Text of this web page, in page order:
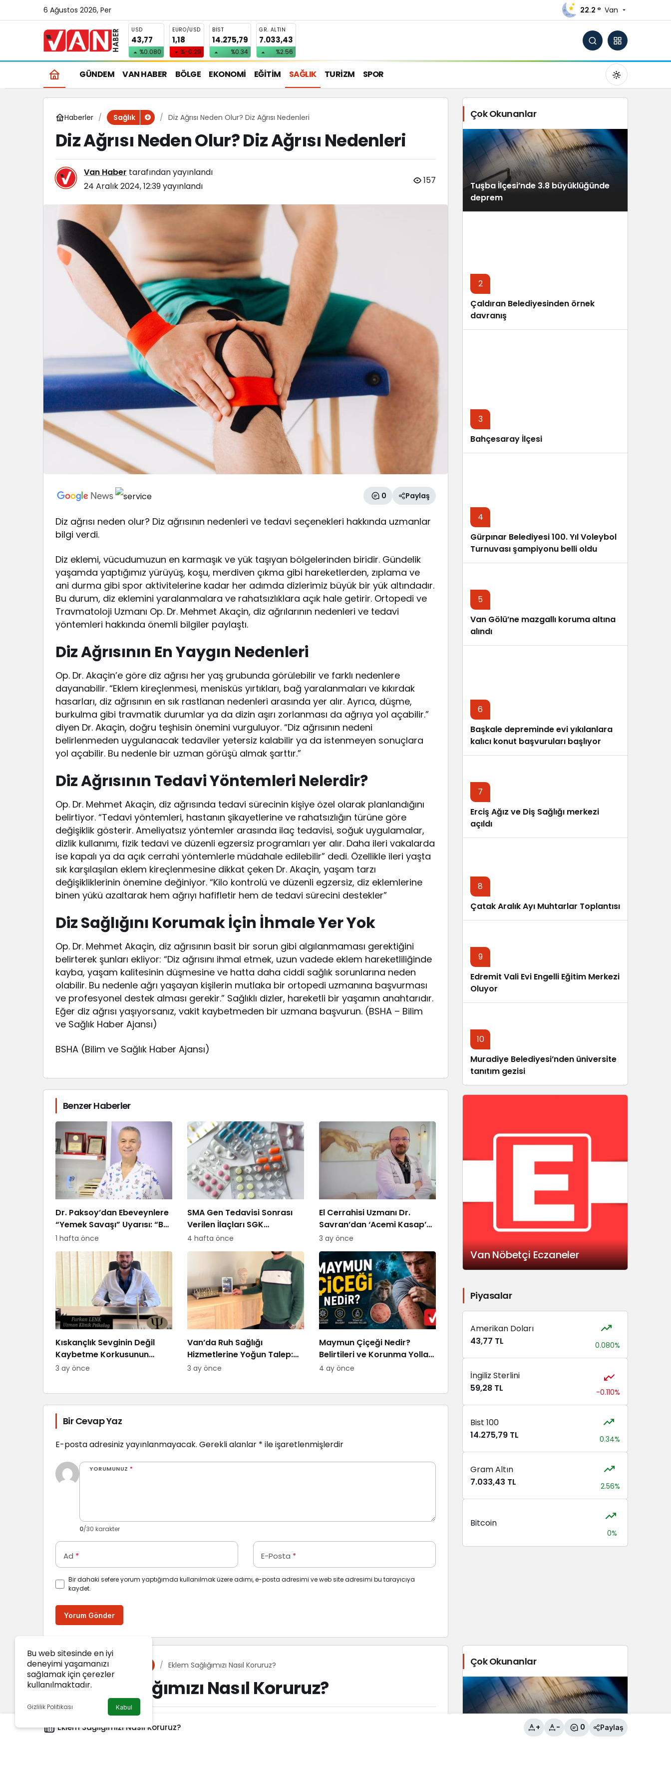
6 Ağustos 2026, Per 22.2 ° Van
USD
43,77
%0.080
EURO/USD
1,18
%-0.29
BIST
14.275,79
%0.34
GR. ALTIN
7.033,43
%2.56
GÜNDEM VAN HABER BÖLGE EKONOMİ EĞİTİM SAĞLIK TURİZM SPOR
Gündüz Modu
Gündüz modunu seçin.
Haberler Sağlık Diz Ağrısı Neden Olur? Diz Ağrısı Nedenleri
Diz Ağrısı Neden Olur? Diz Ağrısı Nedenleri
Van Haber tarafından yayınlandı
24 Aralık 2024, 12:39yayınlandı
157
0 Paylaş
Diz ağrısı neden olur? Diz ağrısının nedenleri ve tedavi seçenekleri hakkında uzmanlar
bilgi verdi.
Diz eklemi, vücudumuzun en karmaşık ve yük taşıyan bölgelerinden biridir. Gündelik
yaşamda yaptığımız yürüyüş, koşu, merdiven çıkma gibi hareketlerden, zıplama ve
ani durma gibi spor aktivitelerine kadar her adımda dizlerimiz büyük bir yük altındadır.
Bu durum, diz eklemini yaralanmalara ve rahatsızlıklara açık hale getirir. Ortopedi ve
Travmatoloji Uzmanı Op. Dr. Mehmet Akaçin, diz ağrılarının nedenleri ve tedavi
yöntemleri hakkında önemli bilgiler paylaştı.
Diz Ağrısının En Yaygın Nedenleri
Op. Dr. Akaçin’e göre diz ağrısı her yaş grubunda görülebilir ve farklı nedenlere
dayanabilir. “Eklem kireçlenmesi, menisküs yırtıkları, bağ yaralanmaları ve kıkırdak
hasarları, diz ağrısının en sık rastlanan nedenleri arasında yer alır. Ayrıca, düşme,
burkulma gibi travmatik durumlar ya da dizin aşırı zorlanması da ağrıya yol açabilir.”
diyen Dr. Akaçin, doğru teşhisin önemini vurguluyor. “Diz ağrısının nedeni
belirlenmeden uygulanacak tedaviler yetersiz kalabilir ya da istenmeyen sonuçlara
yol açabilir. Bu nedenle bir uzman görüşü almak şarttır.”
Diz Ağrısının Tedavi Yöntemleri Nelerdir?
Op. Dr. Mehmet Akaçin, diz ağrısında tedavi sürecinin kişiye özel olarak planlandığını
belirtiyor. “Tedavi yöntemleri, hastanın şikayetlerine ve rahatsızlığın türüne göre
değişiklik gösterir. Ameliyatsız yöntemler arasında ilaç tedavisi, soğuk uygulamalar,
dizlik kullanımı, fizik tedavi ve düzenli egzersiz programları yer alır. Daha ileri vakalarda
ise kapalı ya da açık cerrahi yöntemlerle müdahale edilebilir” dedi. Özellikle ileri yaşta
sık karşılaşılan eklem kireçlenmesine dikkat çeken Dr. Akaçin, yaşam tarzı
değişikliklerinin önemine değiniyor. “Kilo kontrolü ve düzenli egzersiz, diz eklemlerine
binen yükü azaltarak hem ağrıyı hafifletir hem de tedavi sürecini destekler”
Diz Sağlığını Korumak İçin İhmale Yer Yok
Op. Dr. Mehmet Akaçin, diz ağrısının basit bir sorun gibi algılanmaması gerektiğini
belirterek şunları ekliyor: “Diz ağrısını ihmal etmek, uzun vadede eklem hareketliliğinde
kayba, yaşam kalitesinin düşmesine ve hatta daha ciddi sağlık sorunlarına neden
olabilir. Bu nedenle ağrı yaşayan kişilerin mutlaka bir ortopedi uzmanına başvurması
ve profesyonel destek alması gerekir.” Sağlıklı dizler, hareketli bir yaşamın anahtarıdır.
Eğer diz ağrısı yaşıyorsanız, vakit kaybetmeden bir uzmana başvurun. (BSHA – Bilim
ve Sağlık Haber Ajansı)
BSHA (Bilim ve Sağlık Haber Ajansı)
Benzer Haberler
Dr. Paksoy’dan Ebeveynlere
“Yemek Savaşı” Uyarısı: “B
Planı Sunmayın, Kararlı
Olun”
1 hafta önce
SMA Gen Tedavisi Sonrası
Verilen İlaçları SGK
Ödemeyecek!
4 hafta önce
El Cerrahisi Uzmanı Dr.
Savran’dan ‘Acemi Kasap’
Uyarısı!
3 ay önce
Kıskançlık Sevginin Değil
Kaybetme Korkusunun
Göstergesidir: Uzman
3 ay önce
Van’da Ruh Sağlığı
Hizmetlerine Yoğun Talep:
“Randevu Bulmakta
3 ay önce
Maymun Çiçeği Nedir?
Belirtileri ve Korunma Yolları
2026
4 ay önce
Bir Cevap Yaz
E-posta adresiniz yayınlanmayacak. Gerekli alanlar * ile işaretlenmişlerdir
YORUMUNUZ *
0/30 karakter
Ad * E-Posta *
Bir dahaki sefere yorum yaptığımda kullanılmak üzere adımı, e-posta adresimi ve web site adresimi bu tarayıcıya
kaydet.
Yorum Gönder
Çok Okunanlar
Tuşba İlçesi’nde 3.8 büyüklüğünde
deprem
2
Çaldıran Belediyesinden örnek
davranış
3
Bahçesaray İlçesi
4
Gürpınar Belediyesi 100. Yıl Voleybol
Turnuvası şampiyonu belli oldu
5
Van Gölü’ne mazgallı koruma altına
alındı
6
Başkale depreminde evi yıkılanlara
kalıcı konut başvuruları başlıyor
7
Erciş Ağız ve Diş Sağlığı merkezi
açıldı
8
Çatak Aralık Ayı Muhtarlar Toplantısı
9
Edremit Vali Evi Engelli Eğitim Merkezi
Oluyor
10
Muradiye Belediyesi’nden üniversite
tanıtım gezisi
Van Nöbetçi Eczaneler
Piyasalar
Amerikan Doları
43,77 TL
0.080%
İngiliz Sterlini
59,28 TL
-0.110%
Bist 100
14.275,79 TL
0.34%
Gram Altın
7.033,43 TL
2.56%
Bitcoin
0%
Haberler Eklem Sağlığımızı Nasıl Koruruz?
Eklem Sağlığımızı Nasıl Koruruz?
23 Aralık 2024, 12:32 yayınlandı
Eklem Sağlığımızı Nasıl Koruruz? + - 0 Paylaş
Çok Okunanlar
Tuşba İlçesi’nde 3.8 büyüklüğünde
Bu web sitesinde en iyi
deneyimi yaşamanızı
sağlamak için çerezler
kullanılmaktadır.
Gizlilik Politikası Kabul